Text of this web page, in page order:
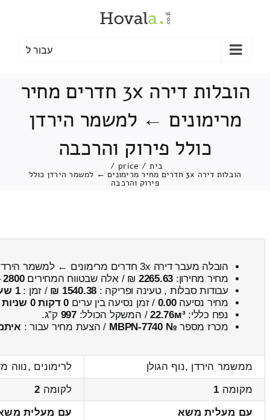
עבור ל
הובלות דירה 3x חדרים מחיר
מרימונים ← למשמר הירדן
כולל פירוק והרכבה
בית /
price
/
הובלות דירה 3x חדרים מחיר מרימונים ← למשמר הירדן כולל
פירוק והרכבה
הובלה מעבר דירה 3x חדרים מרימונים ← למשמר הירדן
מחיר מחירון: 2265.63 ₪ / אלה שבטווח המחירים2800
עבודות סבלות , טעינה ופריקה : 1540.38 ₪ / זמן :1 שעות 11 דקות
מחיר נסיעה0.00 / זמן נסיעה בין ערים0 דקות 0 שניות
נפח כללי:22.76м³/ המשקל הכולל:997 ק”ג.
מכרז מספר № MBPN-7740 / הצעת מחיר עבור :
ממשמר הירדן ,נוף הגולן
לרימונים ,נווה
מקומה 1 לקומה 2
עם מעלית משא
עם מעלית